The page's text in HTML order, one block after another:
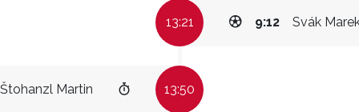
13:21 Svák
9:12
Štohanzl Martin 13:50